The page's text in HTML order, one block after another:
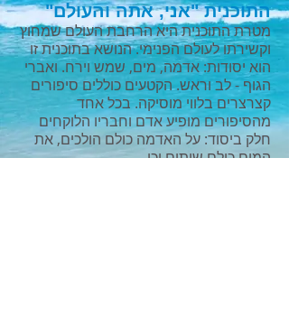
​התוכנית "אני, אתה והעולם"
מטרת התוכנית היא הרחבת העולם שמחוץ
וקשירתו לעולם הפנימי. הנושא בתוכנית זו
הוא יסודות: אדמה, מים, שמש וירח. ואברי
הגוף - לב וראש. הקטעים כוללים סיפורים
קצרצרים בלווי מוסיקה. בכל אחד
מהסיפורים מופיע אדם וחבריו הלוקחים
חלק ביסוד: על האדמה כולם הולכים, את
המים כולם שותים וכו.